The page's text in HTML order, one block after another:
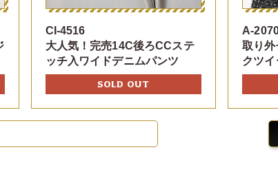
CI-4516
大人気！完売14C後ろCCステ
ッチ入ワイドデニムパンツ
SOLD OUT
A-
取り
クツ